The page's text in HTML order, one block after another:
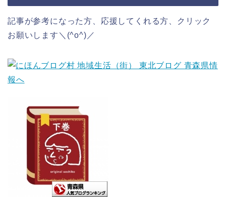
記事が参考になった方、応援してくれる方、クリック
お願いします＼(^o^)／